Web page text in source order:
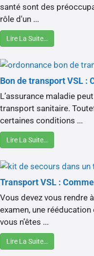
santé sont des
rôle d'un ...
Lire La Suite…
Bon de transport VSL :
L’assurance maladie
transport sanitaire.
certaines conditions ...
Lire La Suite…
Transport VSL :
Vous devez vous rendre
examen, une
vous n’êtes ...
Lire La Suite…